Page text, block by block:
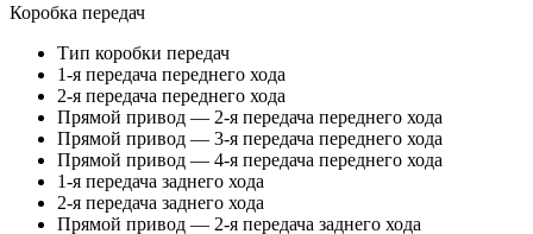
Коробка передач
Тип коробки передач
1-я передача переднего хода
2-я передача переднего хода
Прямой привод — 2-я передача переднего хода
Прямой привод — 3-я передача переднего хода
Прямой привод — 4-я передача переднего хода
1-я передача заднего хода
2-я передача заднего хода
Прямой привод — 2-я передача заднего хода